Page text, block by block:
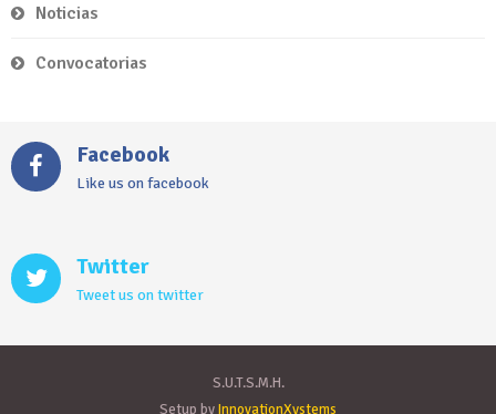
Noticias
Convocatorias
Facebook
Like us on facebook
Twitter
Tweet us on twitter
S.U.T.S.M.H.
Setup byInnovationXystems